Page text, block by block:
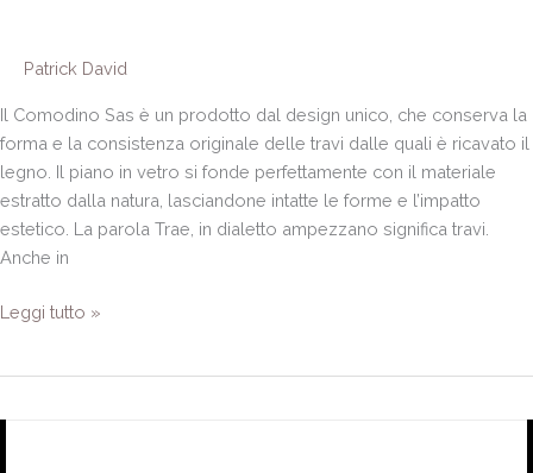
Patrick David
Il Comodino Sas è un prodotto dal design unico, che conserva la
forma e la consistenza originale delle travi dalle quali è ricavato il
legno. Il piano in vetro si fonde perfettamente con il materiale
estratto dalla natura, lasciandone intatte le forme e l’impatto
estetico. La parola Trae, in dialetto ampezzano significa travi.
Anche in
Leggi tutto »